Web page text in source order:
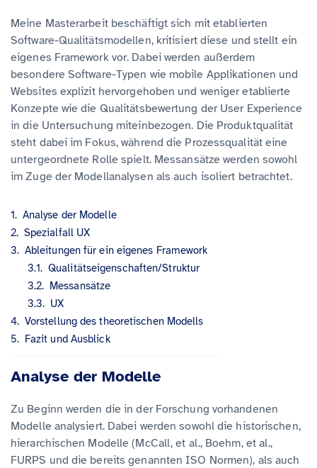
Meine Masterarbeit beschäftigt sich mit etablierten
Software-Qualitätsmodellen, kritisiert diese und stellt ein
eigenes Framework vor. Dabei werden außerdem
besondere Software-Typen wie mobile Applikationen und
Websites explizit hervorgehoben und weniger etablierte
Konzepte wie die Qualitätsbewertung der User Experience
in die Untersuchung miteinbezogen. Die Produktqualität
steht dabei im Fokus, während die Prozessqualität eine
untergeordnete Rolle spielt. Messansätze werden sowohl
im Zuge der Modellanalysen als auch isoliert betrachtet.
Analyse der Modelle
Spezialfall UX
Ableitungen für ein eigenes Framework
Qualitätseigenschaften/Struktur
Messansätze
UX
Vorstellung des theoretischen Modells
Fazit und Ausblick
Analyse der Modelle
Zu Beginn werden die in der Forschung vorhandenen
Modelle analysiert. Dabei werden sowohl die historischen,
hierarchischen Modelle (McCall, et al., Boehm, et al.,
FURPS und die bereits genannten ISO Normen), als auch